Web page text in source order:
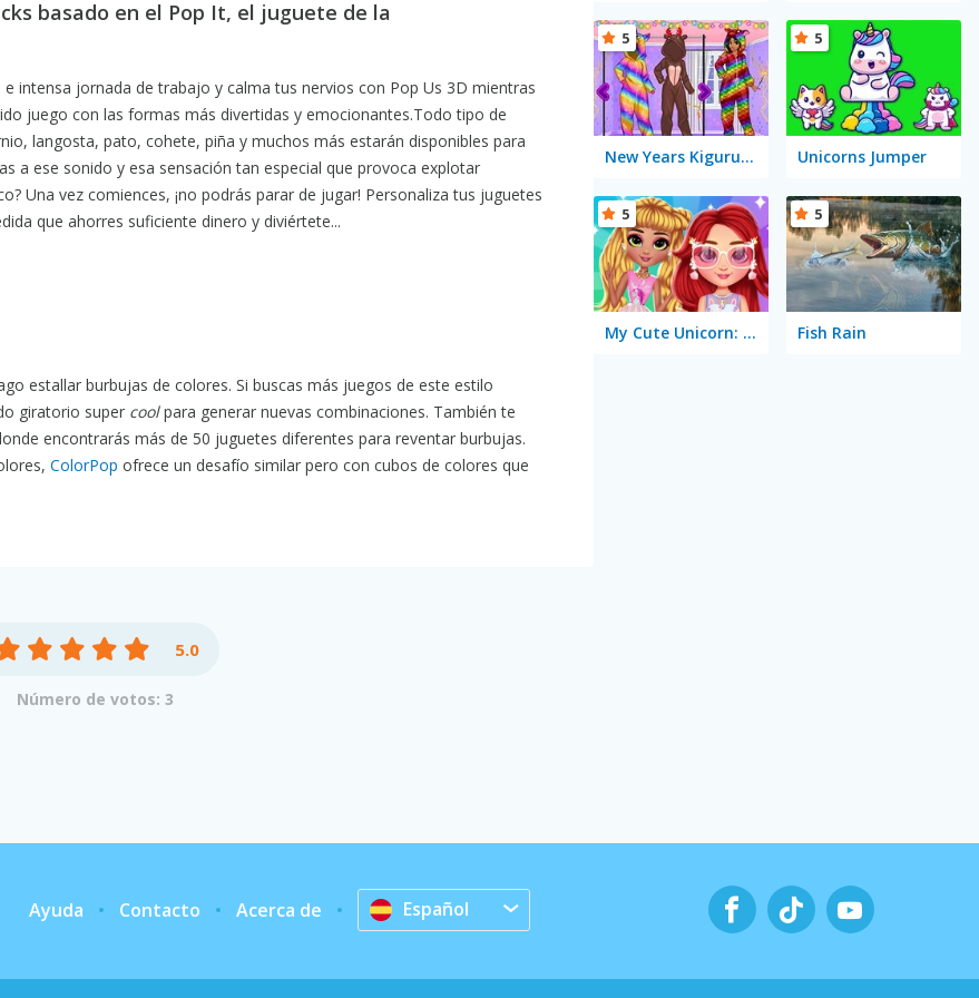
basado en el Pop It, el juguete de la
intensa jornada de trabajo y calma tus nervios con Pop Us 3D mientras
juego con las formas más divertidas y emocionantes.Todo tipo de
langosta, pato, cohete, piña y muchos más estarán disponibles para
a ese sonido y esa sensación tan especial que provoca explotar
Una vez comiences, ¡no podrás parar de jugar! Personaliza tus juguetes
que ahorres suficiente dinero y diviértete...
estallar burbujas de colores. Si buscas más juegos de este estilo
giratorio super coolpara generar nuevas combinaciones. También te
encontrarás más de 50 juguetes diferentes para reventar burbujas.
ColorPop ofrece un desafío similar pero con cubos de colores que
5.0
Número de votos: 3
New Years Kigurumi
5
Unicorns Jumper
5
My Cute Unicorn: Fashion Dress Up
5
Fish Rain
5
Ayuda Contacto Acerca de Español